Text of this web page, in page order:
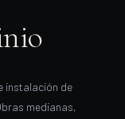
instalación de
medianas,